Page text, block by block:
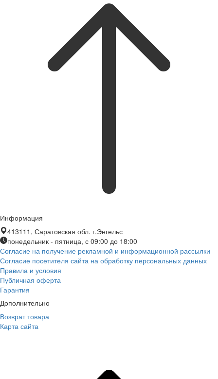
Информация
413111, Саратовская обл. г.Энгельс
понедельник - пятница, с 09:00 до 18:00
Согласие на получение рекламной и информационной рассылки
Согласие посетителя сайта на обработку персональных данных
Правила и условия
Публичная оферта
Гарантия
Дополнительно
Возврат товара
Карта сайта